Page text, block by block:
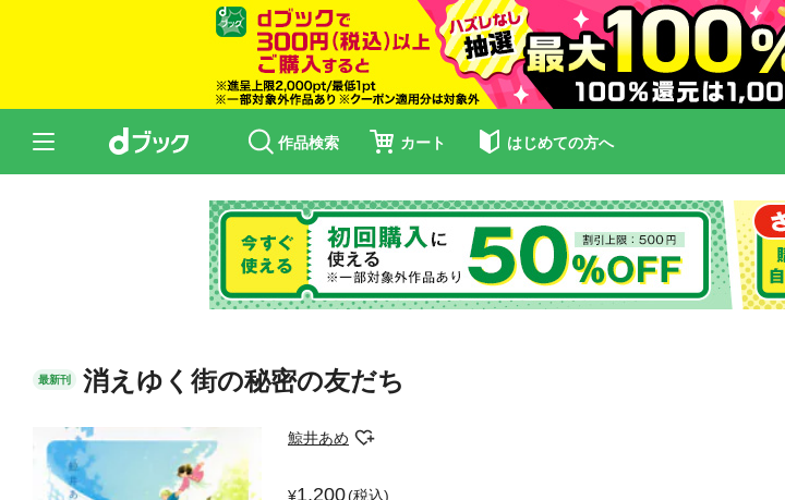
作品検索 カート はじめての方へ
最新刊 消えゆく街の秘密の友だち
鯨井あめ
1,200(税込)